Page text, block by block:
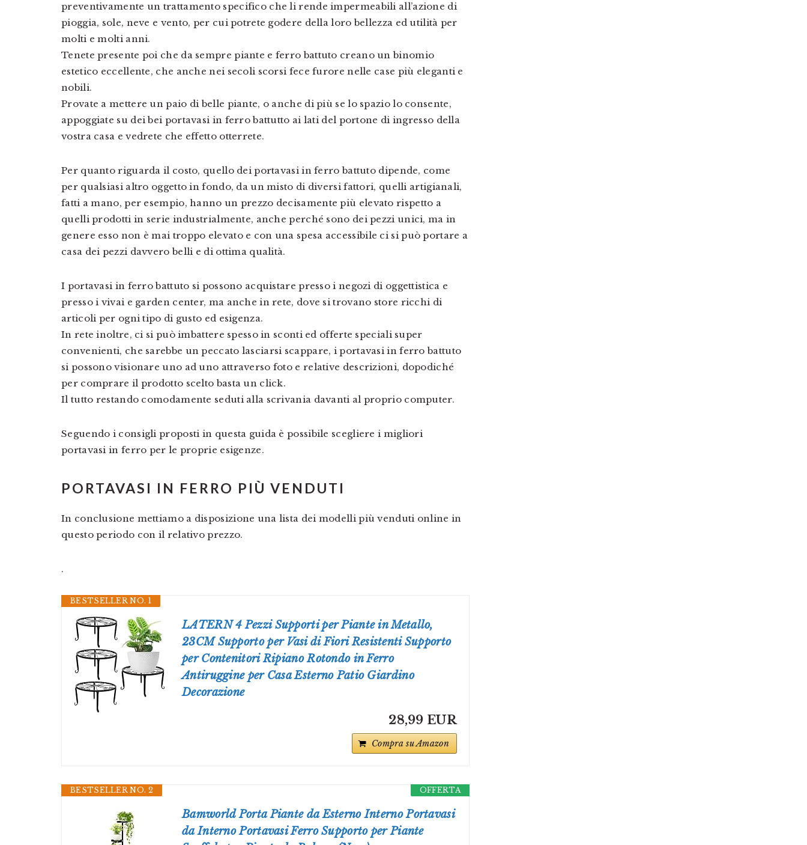
preventivamente un trattamento specifico che li rende impermeabili all’azione di
pioggia, sole, neve e vento, per cui potrete godere della loro bellezza ed utilità per
molti e molti anni.
Tenete presente poi che da sempre piante e ferro battuto creano un binomio
estetico eccellente, che anche nei secoli scorsi fece furore nelle case più eleganti e
nobili.
Provate a mettere un paio di belle piante, o anche di più se lo spazio lo consente,
appoggiate su dei bei portavasi in ferro battutto ai lati del portone di ingresso della
vostra casa e vedrete che effetto otterrete.
Per quanto riguarda il costo, quello dei portavasi in ferro battuto dipende, come
per qualsiasi altro oggetto in fondo, da un misto di diversi fattori, quelli artigianali,
fatti a mano, per esempio, hanno un prezzo decisamente più elevato rispetto a
quelli prodotti in serie industrialmente, anche perché sono dei pezzi unici, ma in
genere esso non è mai troppo elevato e con una spesa accessibile ci si può portare a
casa dei pezzi davvero belli e di ottima qualità.
I portavasi in ferro battuto si possono acquistare presso i negozi di oggettistica e
presso i vivai e garden center, ma anche in rete, dove si trovano store ricchi di
articoli per ogni tipo di gusto ed esigenza.
In rete inoltre, ci si può imbattere spesso in sconti ed offerte speciali super
convenienti, che sarebbe un peccato lasciarsi scappare, i portavasi in ferro battuto
si possono visionare uno ad uno attraverso foto e relative descrizioni, dopodiché
per comprare il prodotto scelto basta un click.
Il tutto restando comodamente seduti alla scrivania davanti al proprio computer.
Seguendo i consigli proposti in questa guida è possibile scegliere i migliori
portavasi in ferro per le proprie esigenze.
PORTAVASI IN FERRO PIÙ VENDUTI
In conclusione mettiamo a disposizione una lista dei modelli più venduti online in
questo periodo con il relativo prezzo.
.
BESTSELLER NO. 1
LATERN 4 Pezzi Supporti per Piante in Metallo,
23CM Supporto per Vasi di Fiori Resistenti Supporto
per Contenitori Ripiano Rotondo in Ferro
Antiruggine per Casa Esterno Patio Giardino
Decorazione
28,99 EUR
Compra su Amazon
OFFERTA
BESTSELLER NO. 2
Bamworld Porta Piante da Esterno Interno Portavasi
da Interno Portavasi Ferro Supporto per Piante